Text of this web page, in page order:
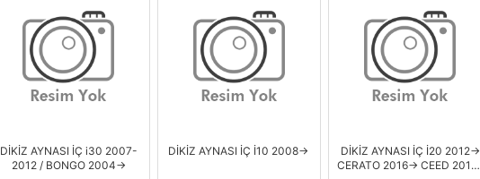
DİKİZ AYNASI İÇ i30 2007-
2012 / BONGO 2004->
DİKİZ AYNASI İÇ İ10 2008->
DİKİZ AYNASI İÇ İ20 2012->
CERATO 2016-> CEED 2014-